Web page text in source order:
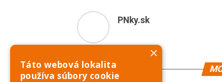
PNky.sk
×
Táto webová lokalita
používa súbory cookie